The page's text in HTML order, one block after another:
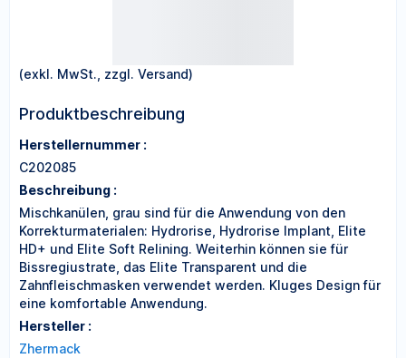
(exkl. MwSt., zzgl. Versand)
Produktbeschreibung
Herstellernummer :
C202085
Beschreibung :
Mischkanülen, grau sind für die Anwendung von den
Korrekturmaterialen: Hydrorise, Hydrorise Implant, Elite
HD+ und Elite Soft Relining. Weiterhin können sie für
Bissregiustrate, das Elite Transparent und die
Zahnfleischmasken verwendet werden. Kluges Design für
eine komfortable Anwendung.
Hersteller :
Zhermack